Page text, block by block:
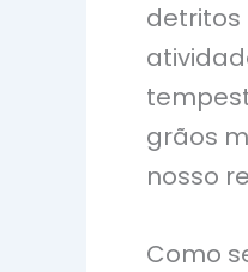
detritos
grãos
nosso
Como